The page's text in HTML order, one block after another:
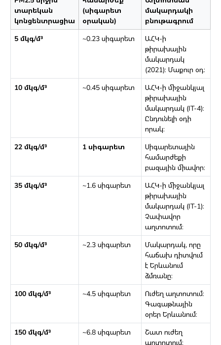
տարեկան
կոնցենտրացիա
(սիգարետ
օրական)
մակարդակի
բնութագրում
5 մկգ/մ³
~0.23 սիգարետ
ԱՀԿ-ի
թիրախային
մակարդակ
(2021)։ Մաքուր օդ։
10 մկգ/մ³
~0.45 սիգարետ
ԱՀԿ-ի միջանկյալ
թիրախային
մակարդակ (IT-4)։
Ընդունելի օդի
որակ։
22 մկգ/մ³
1 սիգարետ
Սիգարետային
համարժեքի
բազային միավոր։
35 մկգ/մ³
~1.6 սիգարետ
ԱՀԿ-ի միջանկյալ
թիրախային
մակարդակ (IT-1)։
Չափավոր
աղտոտում։
50 մկգ/մ³
~2.3 սիգարետ
Մակարդակ, որը
հաճախ դիտվում
է Երևանում
ձմռանը։
100 մկգ/մ³
~4.5 սիգարետ
Ուժեղ աղտոտում։
Գագաթնային
օրեր Երևանում։
150 մկգ/մ³
~6.8 սիգարետ
Շատ ուժեղ
աղտոտում։